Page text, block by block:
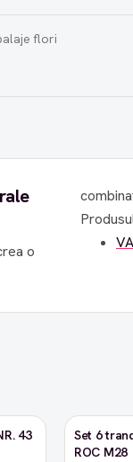
flori
43
-23%
Set 6
ROC M28